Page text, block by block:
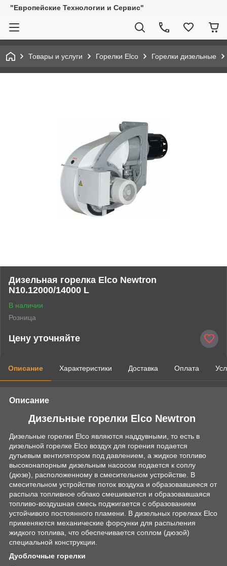
"Европейские Технологии и Сервис"
Товары и услуги Горелки Elco Горелки дизельные
Дизельная горелка Elco Newtron
N10.12000/14000 L
В наличии
Розница
Цену уточняйте
Описание Характеристики Доставка Оплата
Описание
Дизельные горелки Elco Newtron
Дизельные горелки Elco являются наддувными, то есть в
дизельной горелке Elco воздух для горения подается
дутьевым вентилятором под давлением, а жидкое топливо
высоконапорным дизельным насосом подается к соплу
(дюзе), расположенному в смесительном устройстве. В
смесительном устройстве поток воздуха и образовавшееся от
распыла топливное облако смешивается и образовавшаяся
топливо-воздушная смесь поджигается с образованием
устойчивого постоянного пламени. В дизельных горелках Elco
применяются механические форсунки для распыления
жидкого топлива, что обеспечивается соплом (дюзой)
специальной конструкции.
Дуоблочные горелки